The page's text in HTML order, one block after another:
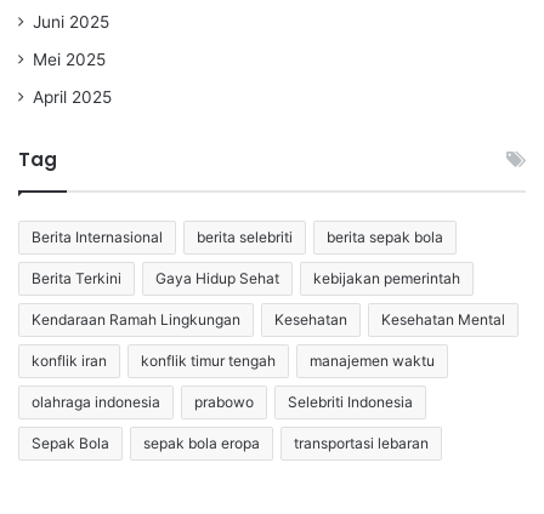
Juni 2025
Mei 2025
April 2025
Tag
Berita Internasional berita selebriti berita sepak bola
Berita Terkini Gaya Hidup Sehat kebijakan pemerintah
Kendaraan Ramah Lingkungan Kesehatan Kesehatan Mental
konflik iran konflik timur tengah manajemen waktu
olahraga indonesia prabowo Selebriti Indonesia
Sepak Bola sepak bola eropa transportasi lebaran